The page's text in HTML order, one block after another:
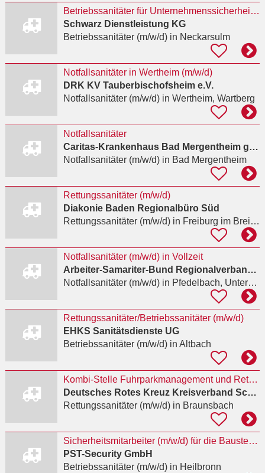
Betriebssanitäter für Unternehmenssicherheit (m/w/d)
Schwarz Dienstleistung KG
Betriebssanitäter (m/w/d)in Neckarsulm
Notfallsanitäter in Wertheim (m/w/d)
DRK KV Tauberbischofsheim e.V.
Notfallsanitäter (m/w/d)in Wertheim, Wartberg
Notfallsanitäter
Caritas-Krankenhaus Bad Mergentheim gGmbH
Notfallsanitäter (m/w/d)in Bad Mergentheim
Rettungssanitäter (m/w/d)
Diakonie Baden Regionalbüro Süd
Rettungssanitäter (m/w/d)in Freiburg im Breisgau, Altstadt
Notfallsanitäter (m/w/d) in Vollzeit
Arbeiter-Samariter-Bund Regionalverband Würzburg-Mainfranken e.V.
Notfallsanitäter (m/w/d)in Pfedelbach, Untersteinbach
Rettungssanitäter/Betriebssanitäter (m/w/d)
EHKS Sanitätsdienste UG
Betriebssanitäter (m/w/d)in Altbach
Kombi-Stelle Fuhrparkmanagement und Rettungssanitäter (m/w/d)
Deutsches Rotes Kreuz Kreisverband Schwäbisch Hall - Crailsheim e.V.
Rettungssanitäter (m/w/d)in Braunsbach
Sicherheitsmitarbeiter (m/w/d) für die Baustellenbewachung mit Qualifikation Betriebssanitäter in
PST-Security GmbH
Betriebssanitäter (m/w/d)in Heilbronn